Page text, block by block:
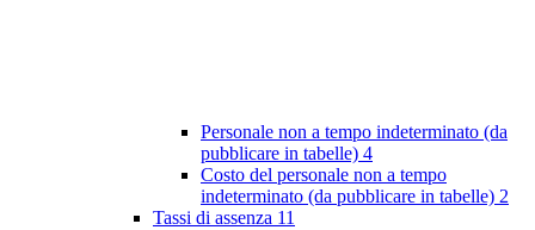
Personale non a tempo indeterminato (da
pubblicare in tabelle) 4
Costo del personale non a tempo
indeterminato (da pubblicare in tabelle) 2
Tassi di assenza 11